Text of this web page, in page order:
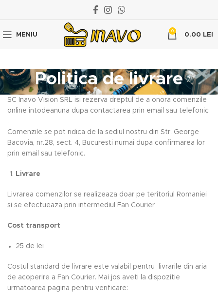
MENIU
0
0.00 LEI
Politica de livrare
SC Inavo Vision SRL isi rezerva dreptul de a onora comenzile
online intodeanuna dupa contactarea prin email sau telefonic
.
Comenzile se pot ridica de la sediul nostru din Str. George
Bacovia, nr.28, sect. 4, Bucuresti numai dupa confirmarea lor
prin email sau telefonic.
Livrare
Livrarea comenzilor se realizeaza doar pe teritoriul Romaniei
si se efectueaza prin intermediul Fan Courier
Cost transport
25 de lei
Costul standard de livrare este valabil pentru livrarile din aria
de acoperire a Fan Courier. Mai jos aveti la dispozitie
urmatoarea pagina pentru verificare: